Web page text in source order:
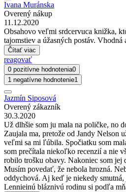
Ivana Muránska
Overený nákup
11.12.2020
Obsahovo veľmi srdcervuca knižka,
tajomstiev a úžasných postáv. Vhodná
Čítať viac
reagovať
0 pozitívne hodnotenia0
1 negatívne hodnotenie1
Jazmín Siposová
Overený zákazník
30.3.2020
Už dlhšie som ju mala na poličke, no
Zaujala ma, pretože od Jandy Nelson
veľmi sa mi ľúbila. Spočiatku som
som prečítala niekoľko recenzií a nie
robilo trošku obavy. Nakoniec som jej
Musím povedať, že nebola hrozná.
oddychová. Aj keď je niekedy
Lennieinú bláznivú rodinu si podľa